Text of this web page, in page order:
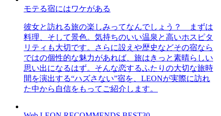
モテる宿にはワケがある
彼女と訪れる旅の楽しみってなんでしょう？ まずは
料理、そして景色。気持ちのいい温泉と高いホスピタ
リティも大切です。さらに設えや歴史などその宿なら
ではの個性的な魅力があれば、旅はきっと素晴らしい
思い出になるはず。そんな恋するふたりの大切な旅時
間を演出する“ハズさない”宿を、LEONが実際に訪れ
た中から自信をもってご紹介します。